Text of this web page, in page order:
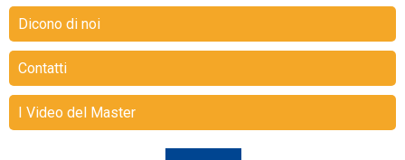
Dicono di noi
Contatti
I Video del Master